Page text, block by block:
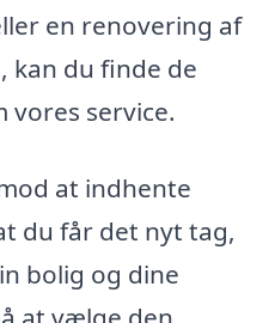
en renovering af
kan du finde de
service.
at indhente
du får det nyt tag,
bolig og dine